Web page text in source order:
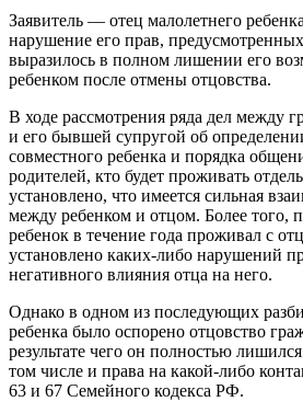
Заявитель — отец малолетнего
нарушение его прав,
выразилось в полном лишении его
ребенком после отмены отцовства.
В ходе рассмотрения ряда дел между
и его бывшей супругой об
совместного ребенка и порядка
родителей, кто будет проживать
установлено, что имеется сильная
между ребенком и отцом. Более того,
ребенок в течение года проживал с
установлено каких-либо нарушений
негативного влияния отца на него.
Однако в одном из последующих
ребенка было оспорено отцовство
результате чего он полностью
том числе и права на какой-либо
63 и 67 Семейного кодекса РФ.